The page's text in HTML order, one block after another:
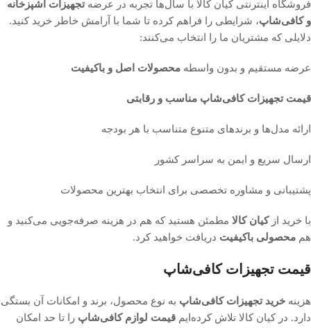
فروشگاه اینترنتی کیان کالا با سال‌ها تجربه در عرضهتجهیزات آشپزخانه
و کافی‌شاپ، شرایطی را فراهم کرده تا شما با آرامش خاطر خرید کنید.
دلایلی که مشتریان ما را انتخاب می‌کنند:
عرضه مستقیم و بدون واسطه محصولات اصل و باکیفیت
قیمت تجهیزات کافی‌شاپ مناسب و رقابتی
ارائه مدل‌ها و برندهای متنوع متناسب با هر بودجه
ارسال سریع و ایمن به سراسر کشور
پشتیبانی و مشاوره تخصصی برای انتخاب بهترین محصولات
با خرید ازکیان کالا مطمئن هستید که هم در هزینه صرفه‌جویی می‌کنید و
هم محصولی باکیفیت دریافت خواهید کرد.
قیمت تجهیزات کافی‌شاپ
هزینه خرید تجهیزات کافی‌شاپ به نوع محصول، برند و امکانات آن بستگی
دارد. در کیان کالا تلاش کرده‌ایم قیمت لوازم کافی‌شاپ را تا حد امکان